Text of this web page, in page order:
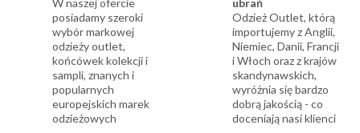
posiadamy szeroki
wybór markowej
odzieży outlet,
końcówek kolekcji i
sampli, znanych i
popularnych
europejskich marek
odzieżowych
Odzież Outlet, którą
importujemy z Anglii,
Niemiec, Danii, Francji
i Włoch oraz z krajów
skandynawskich,
wyróżnia się bardzo
dobrą jakością - co
doceniają nasi klienci